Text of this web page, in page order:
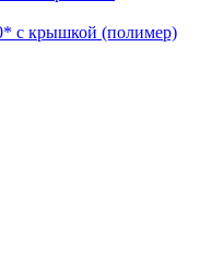
с крышкой (полимер)